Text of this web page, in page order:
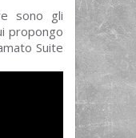
sono gli
propongo
Suite